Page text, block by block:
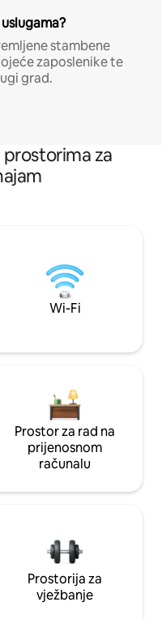
stambene
zaposlenike te
grad.
prostorima za
Wi-Fi
Prostor za rad na
prijenosnom
računalu
Prostorija za
vježbanje